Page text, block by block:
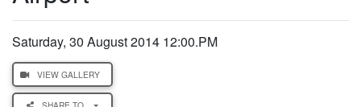
Saturday, 30 August 2014 12:00.PM
VIEW GALLERY